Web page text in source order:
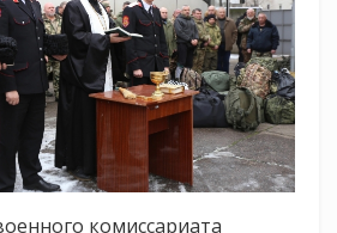
комиссариата